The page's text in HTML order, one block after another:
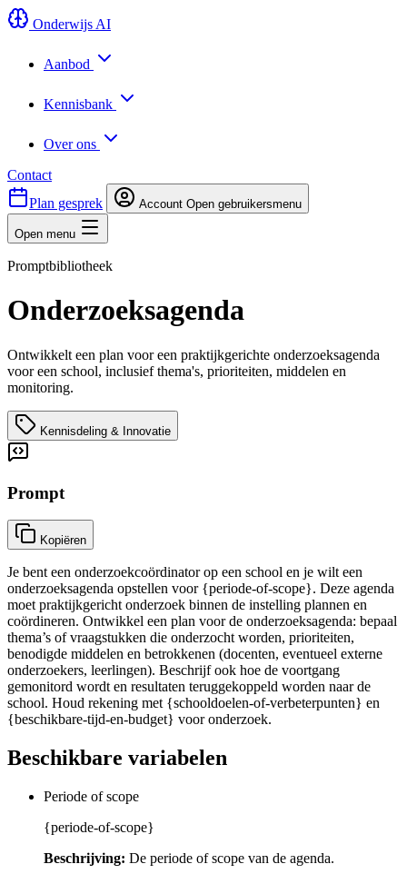
Onderwijs AI
Aanbod
Kennisbank
Over ons
Contact
Plan gesprek
Account Open gebruikersmenu
Open menu
Promptbibliotheek
Onderzoeksagenda
Ontwikkelt een plan voor een praktijkgerichte onderzoeksagenda
voor een school, inclusief thema's, prioriteiten, middelen en
monitoring.
Kennisdeling & Innovatie
Prompt
Kopiëren
Je bent een onderzoekcoördinator op een school en je wilt een
onderzoeksagenda opstellen voor {periode-of-scope}. Deze agenda
moet praktijkgericht onderzoek binnen de instelling plannen en
coördineren. Ontwikkel een plan voor de onderzoeksagenda: bepaal
thema’s of vraagstukken die onderzocht worden, prioriteiten,
benodigde middelen en betrokkenen (docenten, eventueel externe
onderzoekers, leerlingen). Beschrijf ook hoe de voortgang
gemonitord wordt en resultaten teruggekoppeld worden naar de
school. Houd rekening met {schooldoelen-of-verbeterpunten} en
{beschikbare-tijd-en-budget} voor onderzoek.
Beschikbare variabelen
Periode of scope
{periode-of-scope}
Beschrijving: De periode of scope van de agenda.